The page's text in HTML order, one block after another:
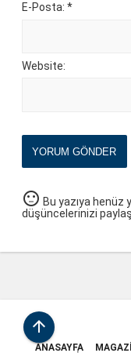
E-Posta: *
Website:
YORUM GÖNDER
sentiment_neutral Bu yazıya henüz
düşüncelerinizi

ANASAYFA